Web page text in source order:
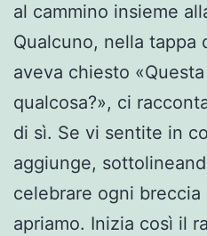
al cammino insieme
Qualcuno, nella tappa
aveva chiesto
qualcosa?», ci
di sì. Se vi sentite in
aggiunge,
celebrare ogni breccia
apriamo. Inizia così il